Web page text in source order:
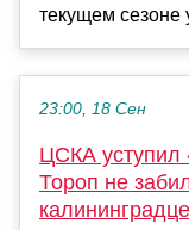
текущем сезоне
23:00, 18 Сен
ЦСКА уступил
Тороп не